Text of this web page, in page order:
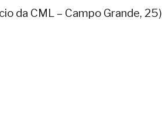
da CML – Campo Grande, 25)